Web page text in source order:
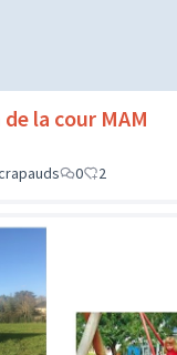
la cour MAM
0 2